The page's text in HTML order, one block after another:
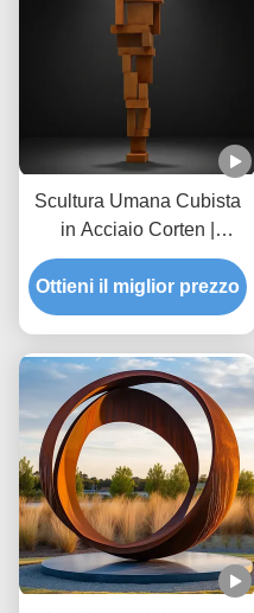
Scultura Umana Cubista
in Acciaio Corten |
Grande Statua Metallica
per Arte Pubblica
Ottieni il miglior prezzo